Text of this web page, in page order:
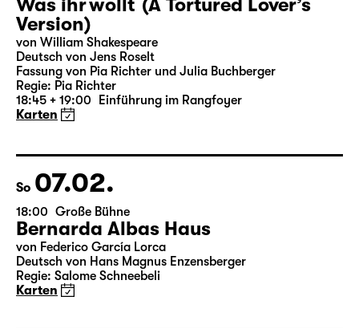
Sa 06.02.
19:30 — 20:55 Große Bühne
Was ihr wollt (A Tortured Lover’s
Version)
von William Shakespeare
Deutsch von Jens Roselt
18:45 + 19:00 Einführung im Rangfoyer
Karten
So 07.02.
18:00 Große Bühne
Bernarda Albas Haus